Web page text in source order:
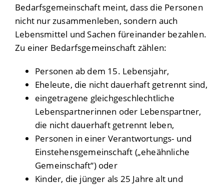
Bedarfsgemeinschaft meint, dass die Personen
nicht nur zusammenleben, sondern auch
Lebensmittel und Sachen füreinander bezahlen.
Zu einer Bedarfsgemeinschaft zählen:
Personen ab dem 15. Lebensjahr,
Eheleute, die nicht dauerhaft getrennt sind,
eingetragene gleichgeschlechtliche
Lebenspartnerinnen oder Lebenspartner,
die nicht dauerhaft getrennt leben,
Personen in einer Verantwortungs- und
Einstehensgemeinschaft („eheähnliche
Gemeinschaft“) oder
Kinder, die jünger als 25 Jahre alt und